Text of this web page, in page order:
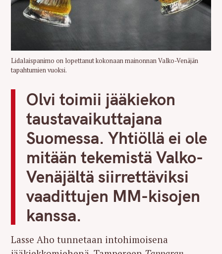
Lidalaispanimo on lopettanut kokonaan mainonnan Valko-Venäjän
tapahtumien vuoksi.
Olvi toimii jääkiekon
taustavaikuttajana
Suomessa. Yhtiöllä ei ole
mitään tekemistä Valko-
Venäjältä siirrettäviksi
vaadittujen MM-kisojen
kanssa.
Lasse Aho tunnetaan intohimoisena